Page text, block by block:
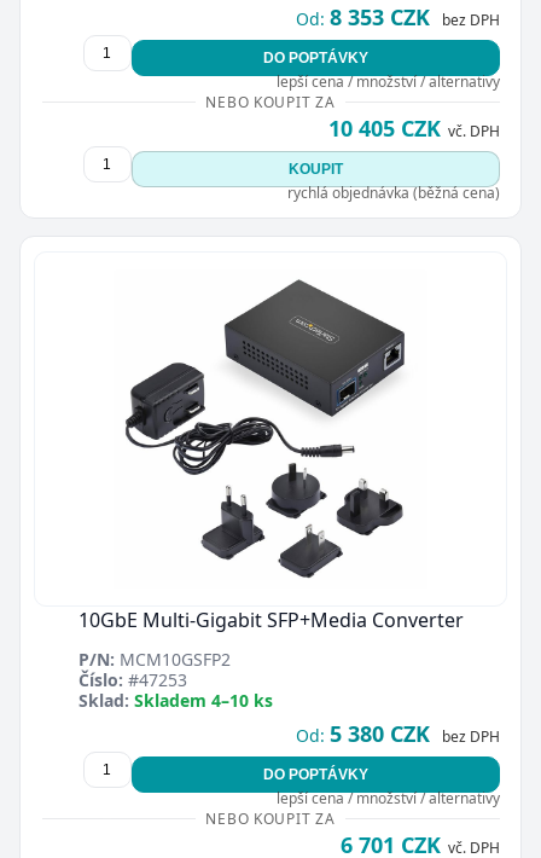
Od: 8 353 CZK bez DPH
DO POPTÁVKY
lepší cena / množství / alternativy
NEBO KOUPIT ZA
10 405 CZK vč. DPH
KOUPIT
rychlá objednávka (běžná cena)
10GbE Multi-Gigabit SFP+Media Converter
P/N: MCM10GSFP2
Číslo: #47253
Sklad: Skladem 4–10 ks
Od: 5 380 CZK bez DPH
DO POPTÁVKY
lepší cena / množství / alternativy
NEBO KOUPIT ZA
6 701 CZK vč. DPH